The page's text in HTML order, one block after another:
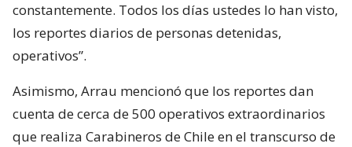
constantemente. Todos los días ustedes lo han visto,
los reportes diarios de personas detenidas,
operativos”.
Asimismo, Arrau mencionó que los reportes dan
cuenta de cerca de 500 operativos extraordinarios
que realiza Carabineros de Chile en el transcurso de